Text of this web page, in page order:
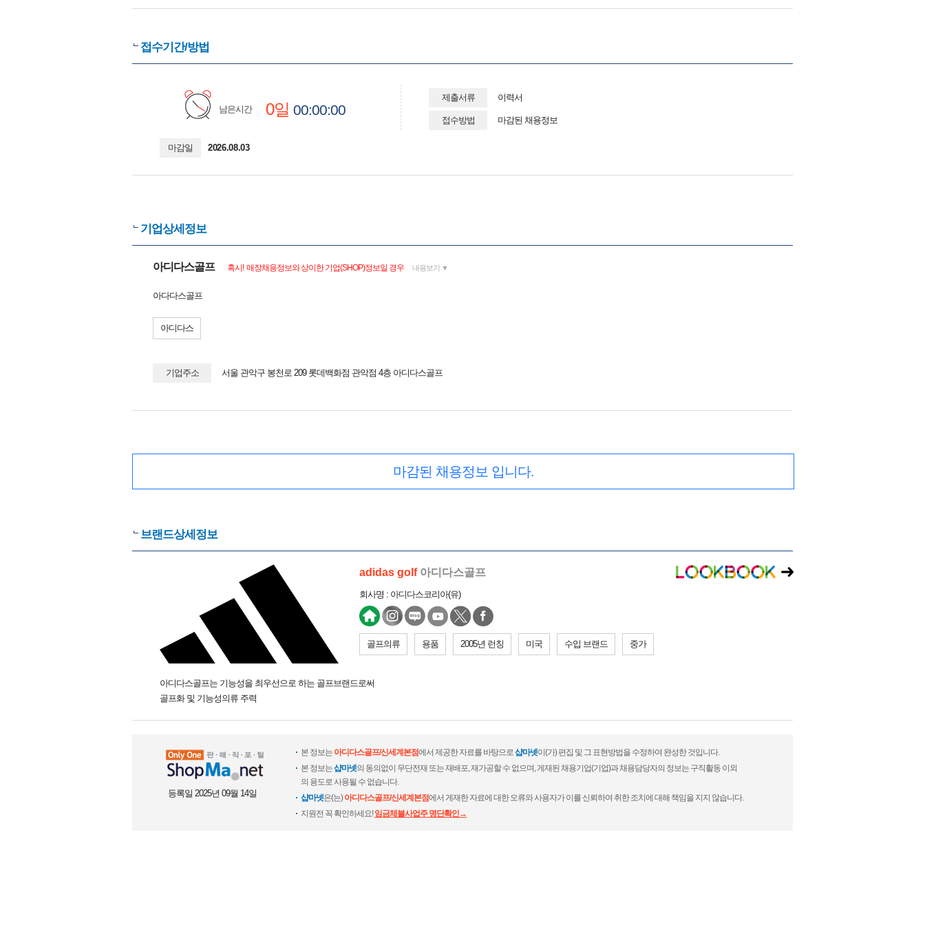
접수기간/방법
남은시간 0일 00:00:00
마감일 2026.08.03
제출서류 이력서
접수방법 마감된 채용정보
기업상세정보
아디다스골프 혹시! 매장채용정보와 상이한 기업(SHOP)정보일 경우 내용보기 ▼
아다다스골프
아디다스
기업주소 서울 관악구 봉천로 209 롯데백화점 관악점 4층 아디다스골프
마감된 채용정보 입니다.
브랜드상세정보
adidas golf 아디다스골프
회사명 : 아디다스코리아(유)
골프의류 용품 2005년 런칭 미국 수입 브랜드 중가
아디다스골프는 기능성을 최우선으로 하는 골프브랜드로써
골프화 및 기능성의류 주력
등록일 2025년 09월 14일
본 정보는 아디다스골프/신세계본점에서 제공한 자료를 바탕으로샵마넷이(가) 편집 및 그 표현방법을 수정하여 완성한 것입니다.
본 정보는샵마넷의 동의없이 무단전재 또는 재배포, 재가공할 수 없으며, 게재된 채용기업(기업)과 채용담당자의 정보는 구직활동 이외
의 용도로 사용될 수 없습니다.
샵마넷은(는)아디다스골프/신세계본점에서 게재한 자료에 대한 오류와 사용자가 이를 신뢰하여 취한 조치에 대해 책임을 지지 않습니다.
지원전 꼭 확인하세요!임금체불사업주 명단확인→